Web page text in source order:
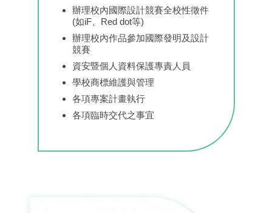
辦理校內國際設計競賽全校性徵件
(如iF、Red dot等)
辦理校內作品參加國際發明及設計
競賽
資安暨個人資料保護專責人員
學校商標維護與管理
各項專案計畫執行
各項臨時交代之事宜